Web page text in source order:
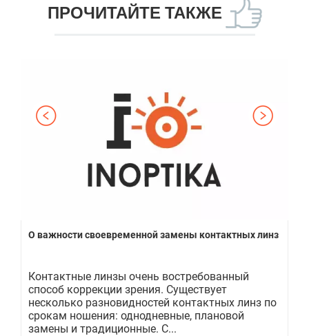
ПРОЧИТАЙТЕ ТАКЖЕ
О важности своевременной замены контактных линз
Контактные линзы очень востребованный
способ коррекции зрения. Существует
несколько разновидностей контактных линз по
срокам ношения: однодневные, плановой
замены и традиционные. С...